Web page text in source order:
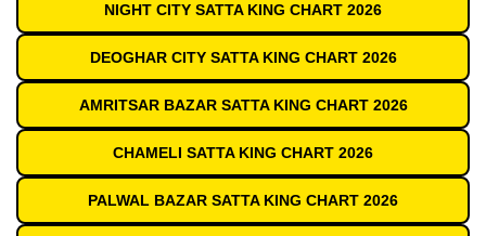
NIGHT CITY SATTA KING CHART 2026
DEOGHAR CITY SATTA KING CHART 2026
AMRITSAR BAZAR SATTA KING CHART 2026
CHAMELI SATTA KING CHART 2026
PALWAL BAZAR SATTA KING CHART 2026